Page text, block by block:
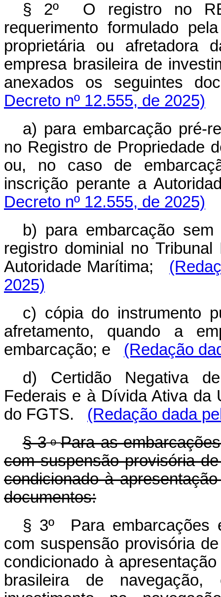
§ 2º O registro no
requerimento formulado
proprietária ou afretadora
empresa brasileira de
anexados os seguintes
Decreto nº 12.555, de 2025)
a) para embarcação pré-
no Registro de Propriedade
ou, no caso de
inscrição perante a
Decreto nº 12.555, de 2025)
b) para embarcação
registro dominial no
Autoridade Marítima;
2025)
c) cópia do instrumento
afretamento, quando a
embarcação; e
(Redação
d) Certidão Negativa
Federais e à Dívida Ativa da
do FGTS.
(Redação dada
§ 3oPara as
com suspensão provisória
condicionado à
documentos:
§ 3º Para embarcações
com suspensão provisória
condicionado à
brasileira de